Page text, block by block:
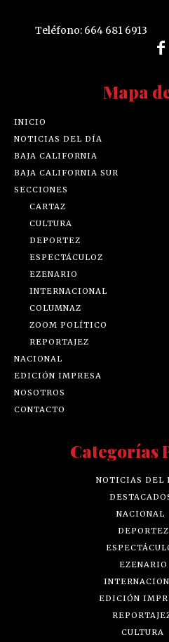
Teléfono: 664 681 6913
Mapa
INICIO
NOTICIAS DEL DÍA
BAJA CALIFORNIA
BAJA CALIFORNIA SUR
SECCIONES
CARTAZ
CULTURA
DEPORTEZ
ESPECTÁCULOZ
EZENARIO
INTERNACIONAL
COLUMNAZ
ZOOM POLÍTICO
REPORTAJEZ
NACIONAL
EDICIÓN IMPRESA
NOSOTROS
CONTACTO
Categorías
NOTICIAS DEL
NACIONAL
DEPORTEZ
EZENARIO
EDICIÓN
CULTURA